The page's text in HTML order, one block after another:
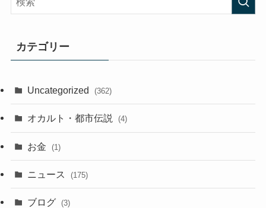
カテゴリー
Uncategorized (362)
オカルト・都市伝説 (4)
お金 (1)
ニュース (175)
ブログ (3)